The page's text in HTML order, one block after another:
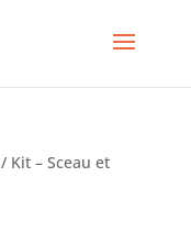
/ Kit – Sceau et